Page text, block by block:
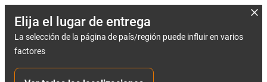
Elija el lugar de entrega
La selección de la página de país/región puede influir en varios
factores